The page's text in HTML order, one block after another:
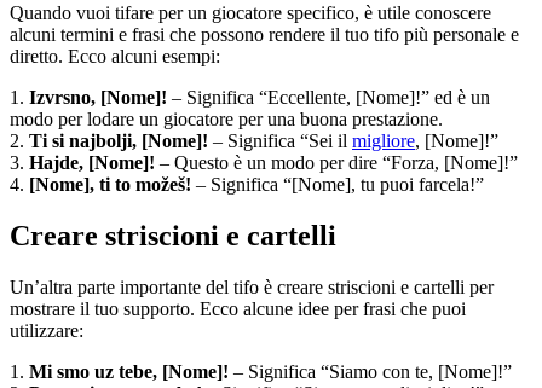
Quando vuoi tifare per un giocatore specifico, è utile conoscere
alcuni termini e frasi che possono rendere il tuo tifo più personale e
diretto. Ecco alcuni esempi:
1. Izvrsno, [Nome]! – Significa “Eccellente, [Nome]!” ed è un
modo per lodare un giocatore per una buona prestazione.
2. Ti si najbolji, [Nome]! – Significa “Sei il migliore, [Nome]!”
3. Hajde, [Nome]! – Questo è un modo per dire “Forza, [Nome]!”
4. [Nome], ti to možeš! – Significa “[Nome], tu puoi farcela!”
Creare striscioni e cartelli
Un’altra parte importante del tifo è creare striscioni e cartelli per
mostrare il tuo supporto. Ecco alcune idee per frasi che puoi
utilizzare:
1. Mi smo uz tebe, [Nome]! – Significa “Siamo con te, [Nome]!”